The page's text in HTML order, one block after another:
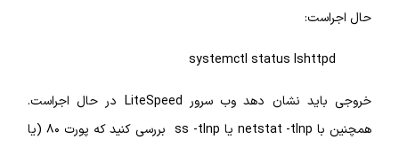
systemctl status
خروجی باید نشان دهد وب سرور LiteSpeed در حال اجراست.
همچنین با netstat -tlnp یا ss -tlnp بررسی کنید که پورت ۸۰ (یا